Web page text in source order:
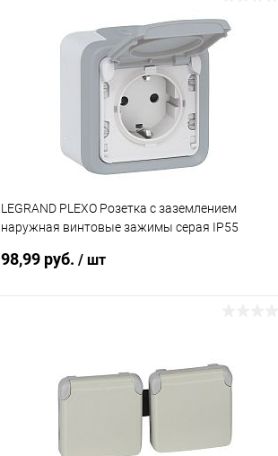
LEGRAND PLEXO Розетка с заземлением
наружная винтовые зажимы серая IP55
98,99 руб. / шт
Купить в 1 клик К сравнению